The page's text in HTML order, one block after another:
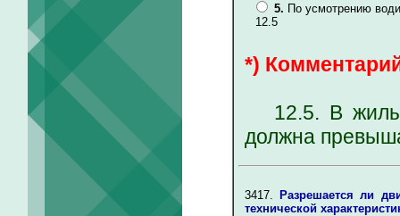
5. По усмотрению
12.5
*)
12.5. В
должна
3417.
Разрешается ли
технической